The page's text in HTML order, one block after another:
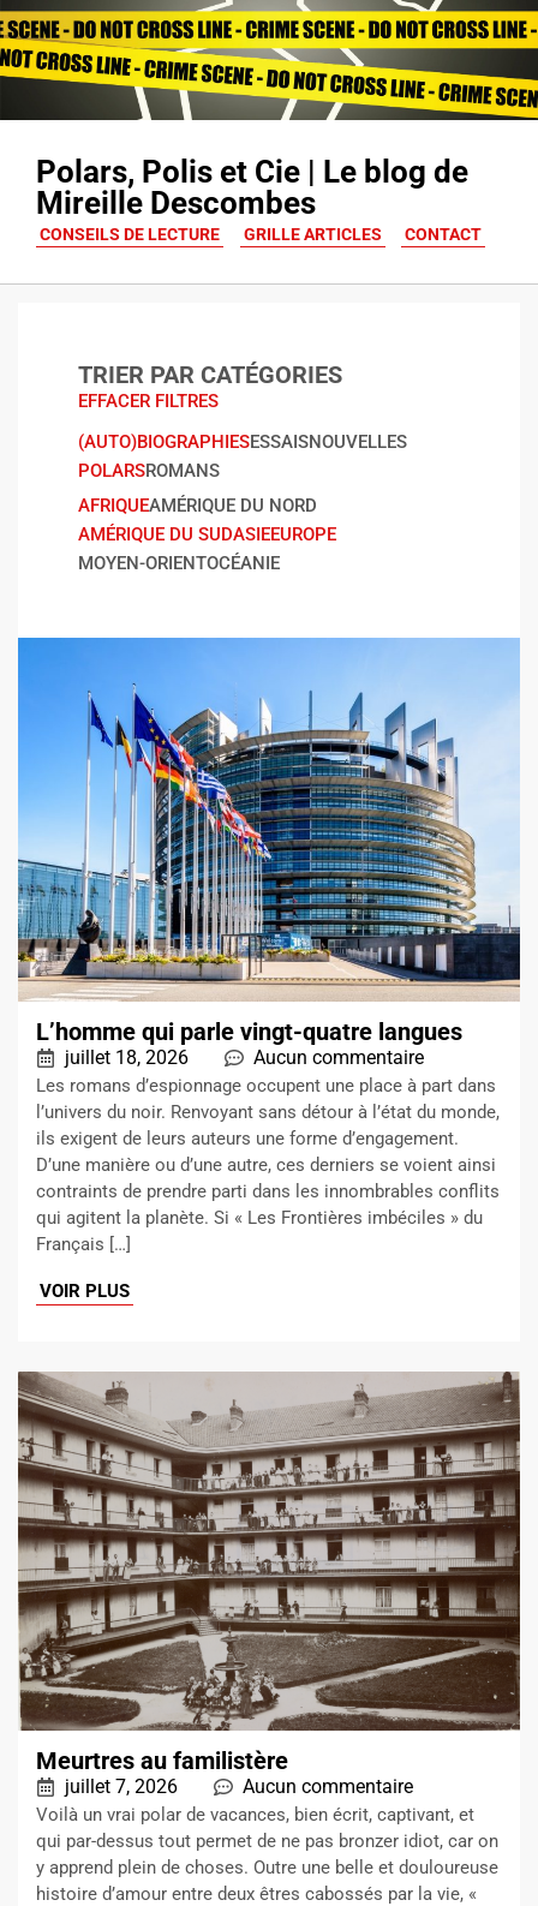
Polars, Polis et Cie | Le blog de
Mireille Descombes
CONSEILS DE LECTURE GRILLE ARTICLES CONTACT
TRIER PAR CATÉGORIES
EFFACER FILTRES
(AUTO)BIOGRAPHIESESSAISNOUVELLES
POLARSROMANS
AFRIQUEAMÉRIQUE DU NORD
AMÉRIQUE DU SUDASIEEUROPE
MOYEN-ORIENTOCÉANIE
L’homme qui parle vingt-quatre langues
juillet 18, 2026 Aucun commentaire
Les romans d’espionnage occupent une place à part dans
l’univers du noir. Renvoyant sans détour à l’état du monde,
ils exigent de leurs auteurs une forme d’engagement.
D’une manière ou d’une autre, ces derniers se voient ainsi
contraints de prendre parti dans les innombrables conflits
qui agitent la planète. Si « Les Frontières imbéciles » du
Français […]
VOIR PLUS
Meurtres au familistère
juillet 7, 2026 Aucun commentaire
Voilà un vrai polar de vacances, bien écrit, captivant, et
qui par-dessus tout permet de ne pas bronzer idiot, car on
y apprend plein de choses. Outre une belle et douloureuse
histoire d’amour entre deux êtres cabossés par la vie, «